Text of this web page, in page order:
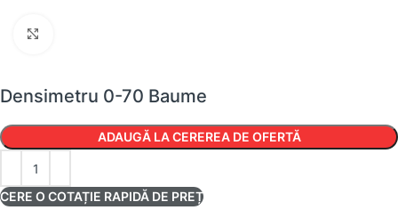
Densimetru 0-70 Baume
ADAUGĂ LA CEREREA DE OFERTĂ
CERE O COTAȚIE RAPIDĂ DE PREȚ